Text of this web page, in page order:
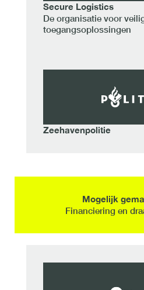
Secure Logistics
De organisatie voor
toegangsoplossingen
Zeehavenpolitie
Mogelijk
Financiering en